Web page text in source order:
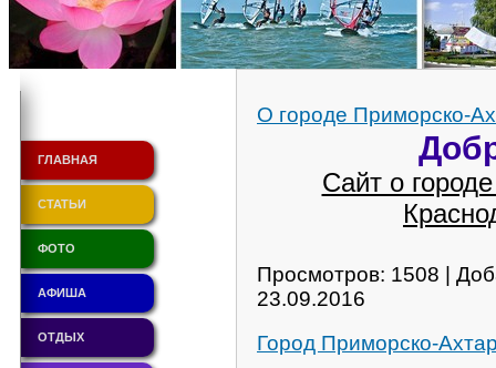
ГЛАВНАЯ
СТАТЬИ
ФОТО
АФИША
ОТДЫХ
О городе Приморско-
Сайт о
Просмотров: 1508 |
23.09.2016
Город Приморско-